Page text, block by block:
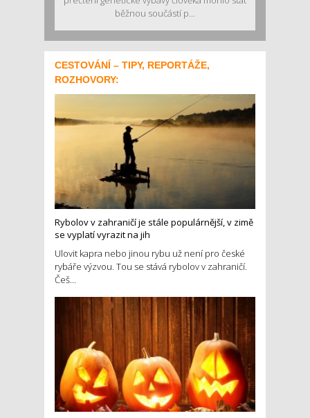
běžnou součástí p...
CESTOVÁNÍ – TIPY, REPORTÁŽE,
ROZHOVORY:
Rybolov v zahraničí je stále populárnější, v zimě
se vyplatí vyrazit na jih
Ulovit kapra nebo jinou rybu už není pro české
rybáře výzvou. Tou se stává rybolov v zahraničí.
Češ...